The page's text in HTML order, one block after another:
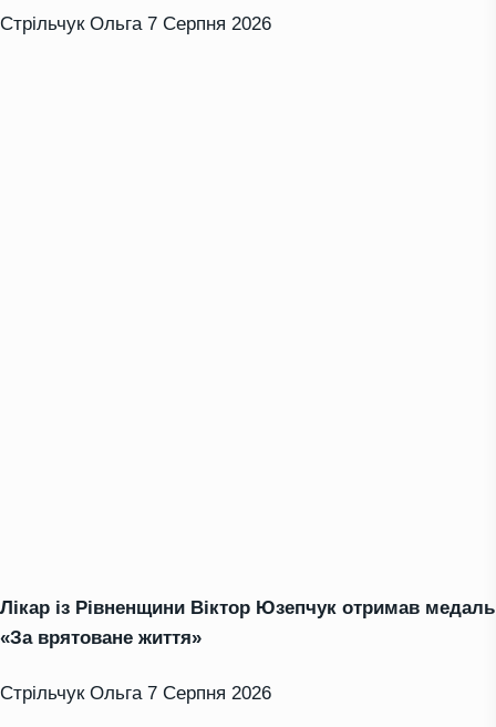
Стрільчук Ольга 7 Серпня 2026
Лікар із Рівненщини Віктор Юзепчук отримав медаль
«За врятоване життя»
Стрільчук Ольга 7 Серпня 2026